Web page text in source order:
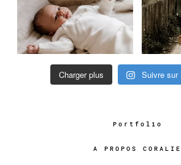
Charger plus Suivre sur
Portfolio
A PROPOS CORALIE